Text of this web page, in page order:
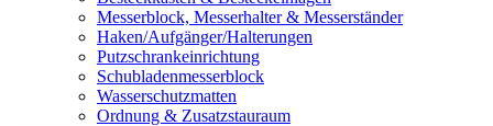
Messerblock, Messerhalter & Messerständer
Haken/Aufgänger/Halterungen
Putzschrankeinrichtung
Schubladenmesserblock
Wasserschutzmatten
Ordnung & Zusatzstauraum